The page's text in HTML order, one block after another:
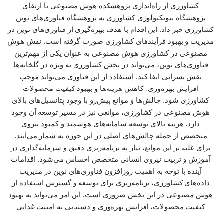
کشاورزی از راه‌اندازی پژوهشکده هوش مصنوعی با ارتقای
پژوهشگاه بیوتکنولوژی کشاورزی به پژوهشگاه فناوری‌های نوین
کشاورزی خبر داد. این اقدام با هدف بهره‌گیری از فناوری‌های نوین در
مدیریت و بهبود فرآیندهای کشاورزی صورت گرفته است. نقش هوش
مصنوعی در کشاورزی هوش مصنوعی به عنوان یکی از مهم‌ترین
فناوری‌های نوین، می‌تواند در بخش کشاورزی به ویژه در گلخانه‌ها
نقش بسزایی ایفا کند. استفاده از این فناوری می‌تواند موجب
افزایش بهره‌وری، کاهش هزینه‌ها و بهبود کیفیت محصولات
کشاورزی شود. چالش‌ها و موانع پیش‌رو با وجود پتانسیل‌های بالای
هوش مصنوعی در کشاورزی، موانعی نیز در مسیر توسعه آن وجود
دارد. هزینه بالای توسعه سامانه‌های هوشمند و کمبود نیروی
متخصص از جمله چالش‌های اصلی در این حوزه به شمار می‌آیند.
برای غلبه بر این موانع، نیاز به برنامه‌ریزی دقیق و سرمایه‌گذاری در
آموزش و تربیت نیروی انسانی متخصص احساس می‌شود. اقدامات
آینده با توجه به اهمیت روزافزون فناوری‌های نوین در مدیریت
داده‌های کشاورزی، برنامه‌ریزی برای توسعه و گسترش استفاده از
هوش مصنوعی در این بخش ضروری است. این امر می‌تواند به بهبود
کیفیت محصولات، افزایش بهره‌وری و دستیابی به امنیت غذایی